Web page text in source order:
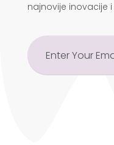
najnovije inovacije i